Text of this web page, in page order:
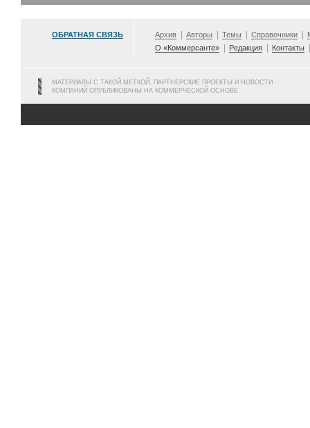
ОБРАТНАЯ СВЯЗЬ Архив Авторы Темы Справочники
О «Коммерсанте»
Редакция Контакты
МАТЕРИАЛЫ С ТАКОЙ МЕТКОЙ, ПАРТНЕРСКИЕ ПРОЕКТЫ И НОВОСТИ
КОМПАНИЙ ОПУБЛИКОВАНЫ НА КОММЕРЧЕСКОЙ ОСНОВЕ